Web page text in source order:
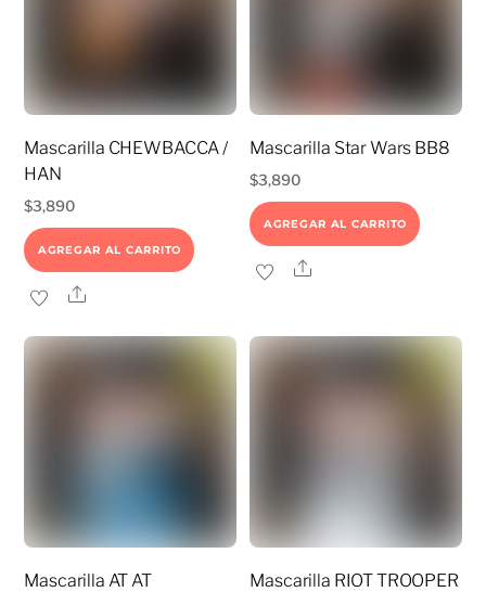
Mascarilla CHEWBACCA /
HAN
$3,890
AGREGAR AL CARRITO
Share
Mascarilla Star Wars BB8
$3,890
AGREGAR AL CARRITO
Share
Mascarilla AT AT Mascarilla RIOT TROOPER